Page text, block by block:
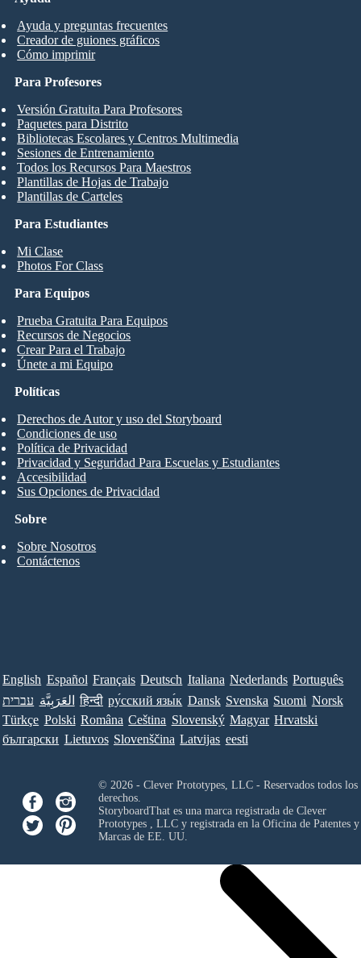
Ayuda y preguntas frecuentes
Creador de guiones gráficos
Cómo imprimir
Para Estudiantes
Mi Clase
Photos For Class
Para Profesores
Versión Gratuita Para Profesores
Paquetes para Distrito
Bibliotecas Escolares y Centros Multimedia
Sesiones de Entrenamiento
Todos los Recursos Para Maestros
Plantillas de Hojas de Trabajo
Plantillas de Carteles
Para Equipos
Prueba Gratuita Para Equipos
Recursos de Negocios
Crear Para el Trabajo
Únete a mi Equipo
Sobre
Sobre Nosotros
Contáctenos
Políticas
Derechos de Autor y uso del Storyboard
Condiciones de uso
Política de Privacidad
Privacidad y Seguridad Para Escuelas y Estudiantes
Accesibilidad
Sus Opciones de Privacidad
English Español Français Deutsch Italiana Nederlands Português
עברית العَرَبِيَّة हिन्दी ру́сский язы́к Dansk Svenska Suomi Norsk
Türkçe Polski Româna Ceština Slovenský Magyar Hrvatski
български Lietuvos Slovenščina Latvijas eesti
© 2026 - Clever Prototypes, LLC - Reservados todos los
derechos.
StoryboardThat es una marca registrada de Clever
Prototypes , LLCy registrada en la Oficina de Patentes y
Marcas de EE. UU.